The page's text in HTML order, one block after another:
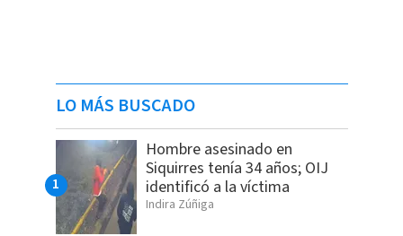
LO MÁS BUSCADO
Hombre asesinado en
Siquirres tenía 34 años; OIJ
identificó a la víctima
Indira Zúñiga